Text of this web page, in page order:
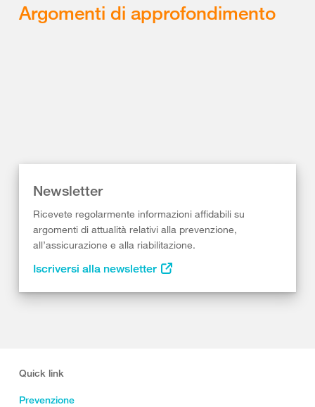
Argomenti di approfondimento
Newsletter
Ricevete regolarmente informazioni affidabili su
argomenti di attualità relativi alla prevenzione,
all’assicurazione e alla riabilitazione.
Iscriversi alla newsletter
Quick link
Prevenzione